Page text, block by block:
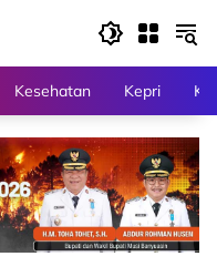
Kesehatan Kepri